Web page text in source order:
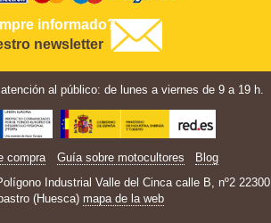
informado?
newsletter
atención al público: de lunes a viernes de 9 a 19 h.
compra Guía sobre motocultores
Blog
Industrial Valle del Cinca calle B, nº2 22300
(Huesca) mapa de la web